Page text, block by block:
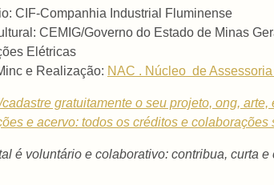
CIF-Companhia Industrial Fluminense
CEMIG/Governo do Estado de Minas
Elétricas
e Realização: NAC . Núcleo de Assessoria
gratuitamente o seu projeto, ong,
e acervo: todos os créditos e colaborações
é voluntário e colaborativo: contribua, curta e